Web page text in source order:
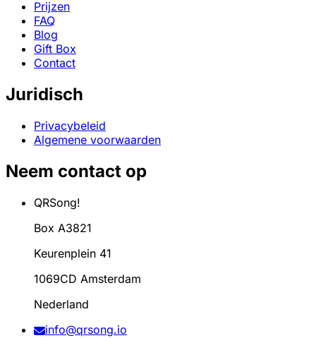
Prijzen
FAQ
Blog
Gift Box
Contact
Juridisch
Privacybeleid
Algemene voorwaarden
Neem contact op
QRSong!
Box A3821
Keurenplein 41
1069CD Amsterdam
Nederland
info@qrsong.io